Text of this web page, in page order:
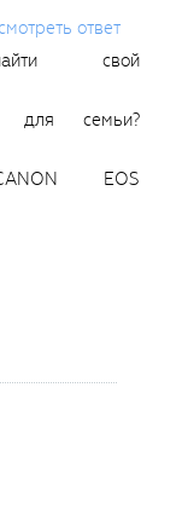
ответ
свой
для семьи?
EOS